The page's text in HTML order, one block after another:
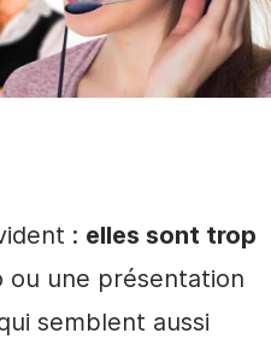
: elles sont trop
ou une présentation
semblent aussi